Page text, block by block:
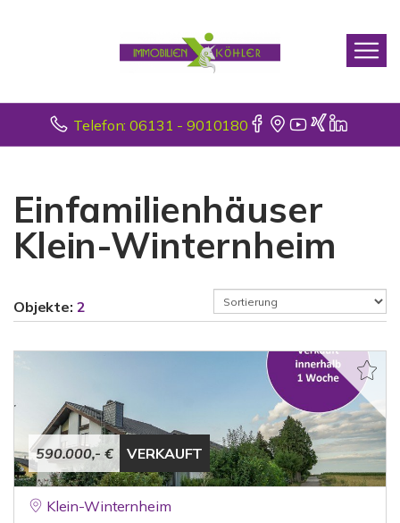
Telefon: 06131 - 9010180
Einfamilienhäuser
Klein-Winternheim
Objekte: 2
590.000,- € VERKAUFT
Klein-Winternheim